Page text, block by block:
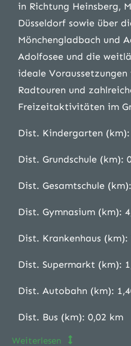
in Richtung Heinsberg,
Düsseldorf sowie über
Mönchengladbach und
Adolfosee und die
ideale
Radtouren und
Freizeitaktivitäten im
Dist. Kindergarten (km):
Dist. Grundschule (km):
Dist. Gesamtschule
Dist. Gymnasium (km):
Dist. Krankenhaus (km):
Dist. Supermarkt (km):
Dist. Autobahn (km):
Dist. Bus (km): 0,02 km
Weiterlesen